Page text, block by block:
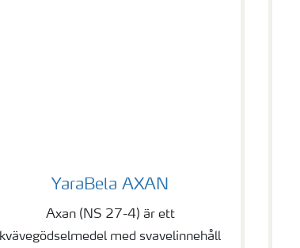
YaraBela AXAN
Axan (NS 27-4) är ett
kvävegödselmedel med svavelinnehåll